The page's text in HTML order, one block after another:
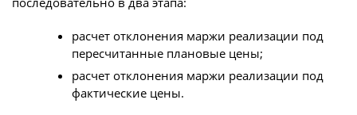
расчет отклонения маржи реализации под
пересчитанные плановые цены;
расчет отклонения маржи реализации под
фактические цены.